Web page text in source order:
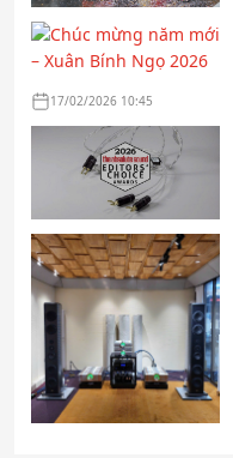
17/02/2026 10:45